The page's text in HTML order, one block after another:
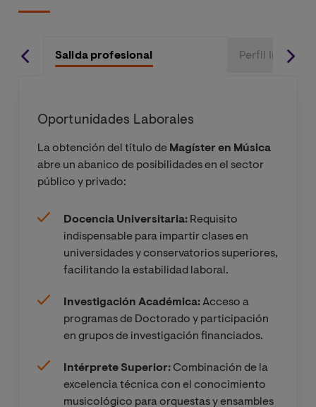
de la ansiedad
Métodos de
musical
Patrimonio
musical y su
Historiografía
Materia
histórica
cultura
Investigación
y tratamiento
escénica
Interpretación
Musical: violín,
violonchelo y
piano
(Presencial)
Recursos para
la Enseñanza y
Salida profesional Perfil Ingreso
Oportunidades Laborales
La obtención del título de Magíster en Música
abre un abanico de posibilidades en el sector
público y privado:
Docencia Universitaria:Requisito
indispensable para impartir clases en
universidades y conservatorios superiores,
facilitando la estabilidad laboral.
Investigación Académica:Acceso a
programas de Doctorado y participación
en grupos de investigación financiados.
Intérprete Superior:Combinación de la
excelencia técnica con el conocimiento
musicológico para orquestas y ensambles